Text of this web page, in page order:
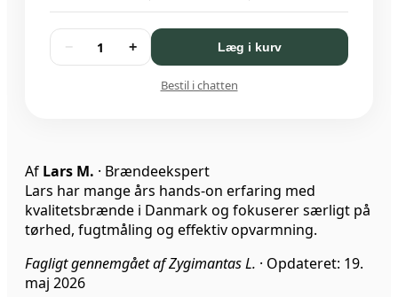
− 1 + Læg i kurv
Bestil i chatten
Af Lars M. · Brændeekspert
Lars har mange års hands-on erfaring med
kvalitetsbrænde i Danmark og fokuserer særligt på
tørhed, fugtmåling og effektiv opvarmning.
Fagligt gennemgået af Zygimantas L. · Opdateret: 19.
maj 2026